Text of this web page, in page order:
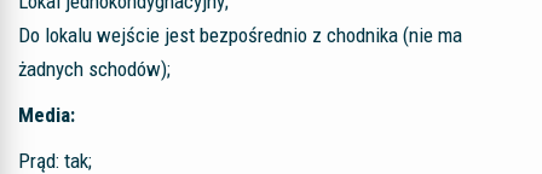
Do lokalu wejście jest bezpośrednio z chodnika (nie ma
żadnych schodów);
Media:
Prąd: tak;